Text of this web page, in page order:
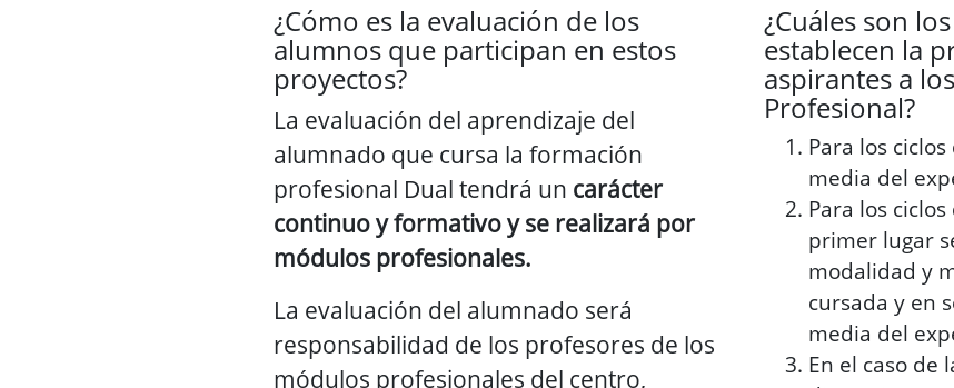
¿Cómo es la evaluación de los
alumnos que participan en estos
proyectos?
La evaluación del aprendizaje del
alumnado que cursa la formación
profesional Dual tendrá un carácter
continuo y formativoy se realizará por
módulos profesionales.
La evaluación del alumnado será
responsabilidad de los profesores de los
módulos profesionales del centro,
¿Cuáles son
establecen la
aspirantes a
Profesional?
Para los
media del
Para los
primer lugar
modalidad y
cursada y en
media del
En el caso de